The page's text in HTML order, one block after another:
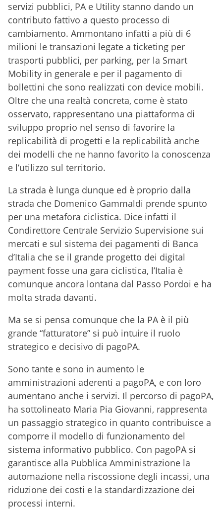
servizi pubblici, PA e Utility stanno dando un
contributo fattivo a questo processo di
cambiamento. Ammontano infatti a più di 6
milioni le transazioni legate a ticketing per
trasporti pubblici, per parking, per la Smart
Mobility in generale e per il pagamento di
bollettini che sono realizzati con device mobili.
Oltre che una realtà concreta, come è stato
osservato, rappresentano una piattaforma di
sviluppo proprio nel senso di favorire la
replicabilità di progetti e la replicabilità anche
dei modelli che ne hanno favorito la conoscenza
e l’utilizzo sul territorio.
La strada è lunga dunque ed è proprio dalla
strada che Domenico Gammaldi prende spunto
per una metafora ciclistica. Dice infatti il
Condirettore Centrale Servizio Supervisione sui
mercati e sul sistema dei pagamenti di Banca
d’Italia che se il grande progetto dei digital
payment fosse una gara ciclistica, l’Italia è
comunque ancora lontana dal Passo Pordoi e ha
molta strada davanti.
Ma se si pensa comunque che la PA è il più
grande “fatturatore” si può intuire il ruolo
strategico e decisivo di pagoPA.
Sono tante e sono in aumento le
amministrazioni aderenti a pagoPA, e con loro
aumentano anche i servizi. Il percorso di pagoPA,
ha sottolineato Maria Pia Giovanni, rappresenta
un passaggio strategico in quanto contribuisce a
comporre il modello di funzionamento del
sistema informativo pubblico. Con pagoPA si
garantisce alla Pubblica Amministrazione la
automazione nella riscossione degli incassi, una
riduzione dei costi e la standardizzazione dei
processi interni.